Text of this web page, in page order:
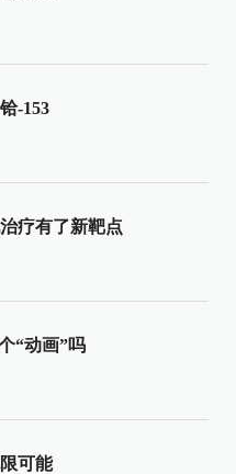
-153
疗有了新靶点
“动画”吗
可能